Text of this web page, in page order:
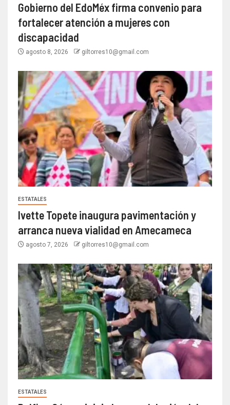
Gobierno del EdoMéx firma convenio para
fortalecer atención a mujeres con
discapacidad
agosto 8, 2026 giltorres10@gmail.com
ESTATALES
Ivette Topete inaugura pavimentación y
arranca nueva vialidad en Amecameca
agosto 7, 2026 giltorres10@gmail.com
ESTATALES